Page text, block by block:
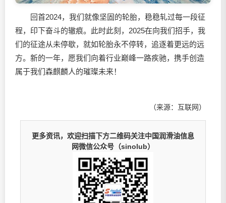
回首2024，我们就像坚固的轮胎，稳稳轧过每一段征
程，印下奋斗的辙痕。此时此刻，2025在向我们招手，我
们的征途从未停歇，就如轮胎永不停转，追逐着更远的远
方。新的一年，愿我们向着行业巅峰一路疾驰，携手创造
属于我们森麒麟人的璀璨未来！
（来源：互联网）
更多资讯，欢迎扫描下方二维码关注中国润滑油信息
网微信公众号（sinolub）